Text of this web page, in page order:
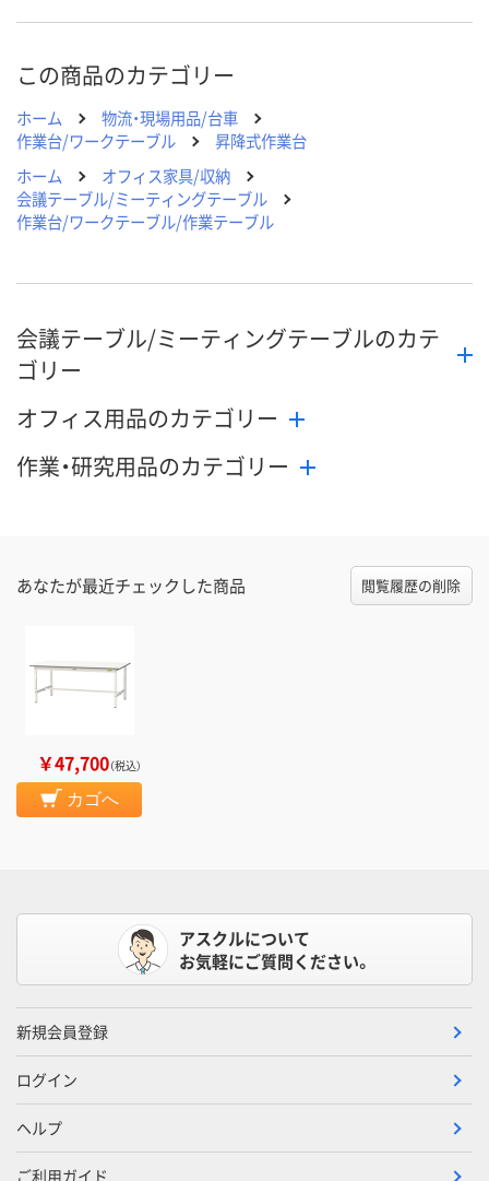
この商品のカテゴリー
ホーム
物流・現場用品/台車
作業台/ワークテーブル
昇降式作業台
ホーム
オフィス家具/収納
会議テーブル/ミーティングテーブル
作業台/ワークテーブル/作業テーブル
会議テーブル/ミーティングテーブルのカテ
ゴリー
オフィス用品のカテゴリー
作業・研究用品のカテゴリー
あなたが最近チェックした商品 閲覧履歴の削除
￥47,700（税込）
カゴへ
アスクルについて
お気軽にご質問ください。
新規会員登録
ログイン
ヘルプ
ご利用ガイド